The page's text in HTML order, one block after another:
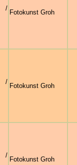
/
Fotokunst Groh
/
Fotokunst Groh
/
Fotokunst Groh